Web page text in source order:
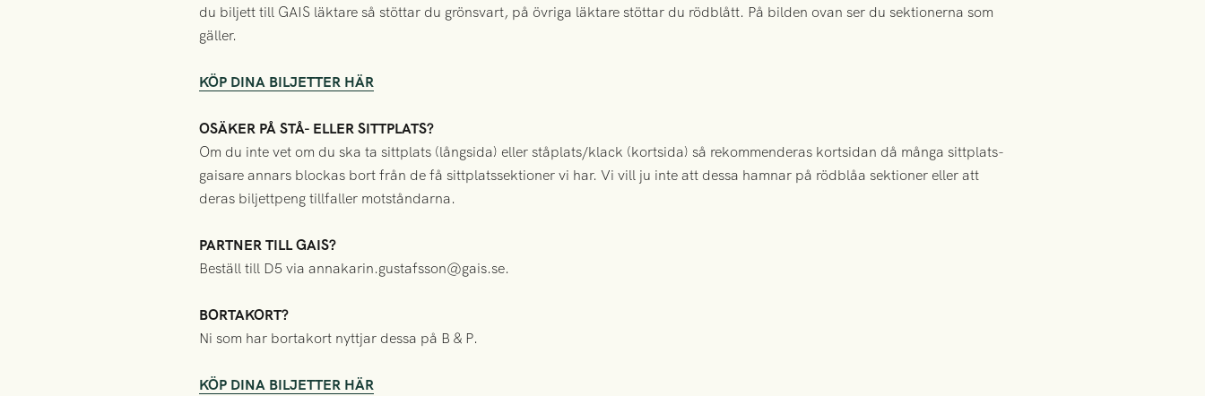
du biljett till GAIS läktare så stöttar du grönsvart, på övriga läktare stöttar du rödblått. På bilden ovan ser du sektionerna som
gäller.
KÖP DINA BILJETTER HÄR
OSÄKER PÅ STÅ- ELLER SITTPLATS?
Om du inte vet om du ska ta sittplats (långsida) eller ståplats/klack (kortsida) så rekommenderas kortsidan då många sittplats-
gaisare annars blockas bort från de få sittplatssektioner vi har. Vi vill ju inte att dessa hamnar på rödblåa sektioner eller att
deras biljettpeng tillfaller motståndarna.
PARTNER TILL GAIS?
Beställ till D5 via annakarin.gustafsson@gais.se.
BORTAKORT?
Ni som har bortakort nyttjar dessa på B & P.
KÖP DINA BILJETTER HÄR